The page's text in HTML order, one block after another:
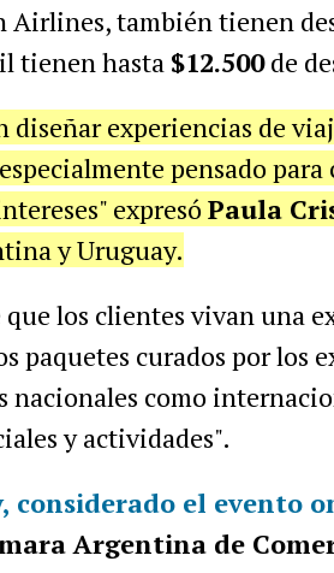
Airlines, también tienen
tienen hasta $12.500de
diseñar experiencias de
pensado
expresó Paula
y Uruguay.
los clientes vivan una
paquetes curados por los
nacionales como
yactividades".
considerado el evento
Argentina de